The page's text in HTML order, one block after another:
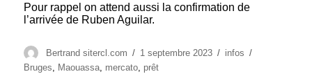
Pour rappel on attend aussi la confirmation de
l’arrivée de Ruben Aguilar.
Auteur
Bertrand sitercl.com
Publié
le
1 septembre 2023 Catégories
infos
Bruges, Maouassa, mercato, prêt